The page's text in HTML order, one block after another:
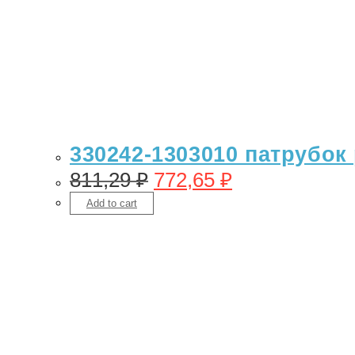
330242-1303010
811,29₽ 772,65 ₽
Add to cart